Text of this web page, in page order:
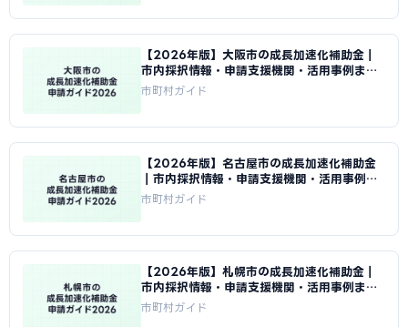
【2026年版】大阪市の成長加速化補助金｜
市内採択情報・申請支援機関・活用事例まと
め｜成長加速化補助金ナビ
市町村ガイド
【2026年版】名古屋市の成長加速化補助金
｜市内採択情報・申請支援機関・活用事例ま
とめ｜成長加速化補助金ナビ
市町村ガイド
【2026年版】札幌市の成長加速化補助金｜
市内採択情報・申請支援機関・活用事例まと
め｜成長加速化補助金ナビ
市町村ガイド